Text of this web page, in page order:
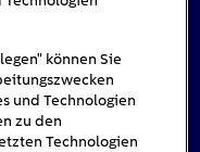
können Sie
und Technologien
zu den
Technologien